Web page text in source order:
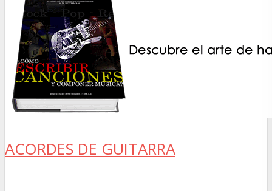
ACORDES DE GUITARRA